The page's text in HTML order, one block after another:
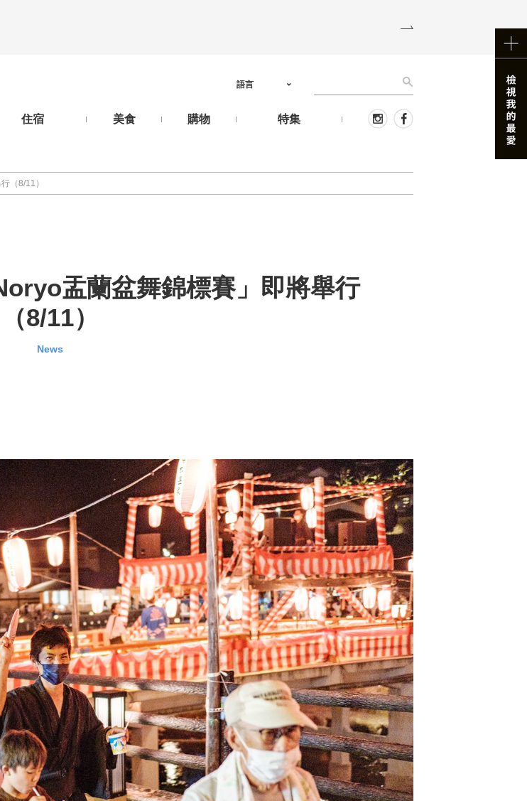
住宿 美食 購物 特集
語言
（8/11）
盂蘭盆舞錦標賽」即將舉行
（8/11）
News